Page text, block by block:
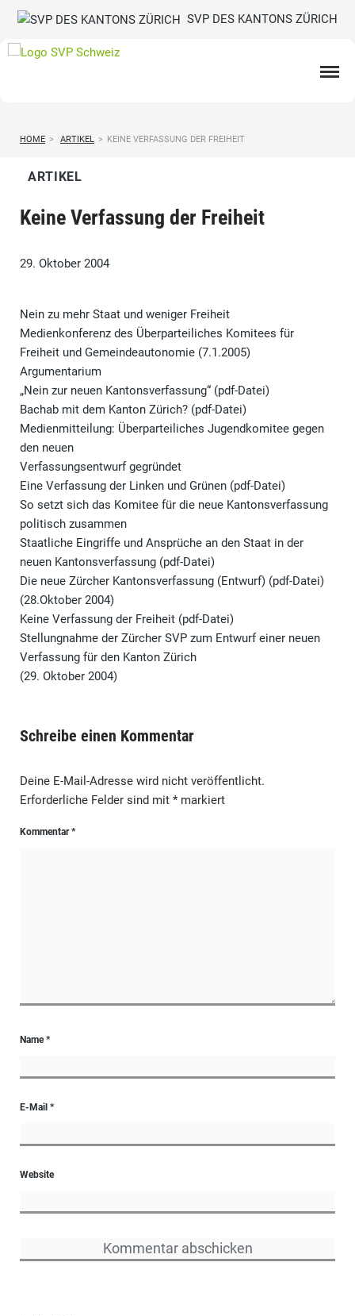
SVP DES KANTONS ZÜRICH
HOME > ARTIKEL > KEINE VERFASSUNG DER FREIHEIT
ARTIKEL
Keine Verfassung der Freiheit
29. Oktober 2004
Nein zu mehr Staat und weniger Freiheit
Medienkonferenz des Überparteiliches Komitees für
Freiheit und Gemeindeautonomie (7.1.2005)
Argumentarium
„Nein zur neuen Kantonsverfassung“ (pdf-Datei)
Bachab mit dem Kanton Zürich? (pdf-Datei)
Medienmitteilung: Überparteiliches Jugendkomitee gegen
den neuen
Verfassungsentwurf gegründet
Eine Verfassung der Linken und Grünen (pdf-Datei)
So setzt sich das Komitee für die neue Kantonsverfassung
politisch zusammen
Staatliche Eingriffe und Ansprüche an den Staat in der
neuen Kantonsverfassung (pdf-Datei)
Die neue Zürcher Kantonsverfassung (Entwurf) (pdf-Datei)
(28.Oktober 2004)
Keine Verfassung der Freiheit (pdf-Datei)
Stellungnahme der Zürcher SVP zum Entwurf einer neuen
Verfassung für den Kanton Zürich
(29. Oktober 2004)
Schreibe einen Kommentar
Deine E-Mail-Adresse wird nicht veröffentlicht.
Erforderliche Felder sind mit *markiert
Kommentar*
Name*
E-Mail *
Website